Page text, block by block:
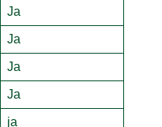
Ja
Ja
Ja
Ja
ja